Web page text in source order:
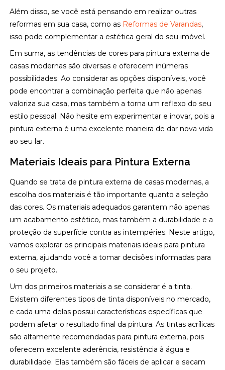
Além disso, se você está pensando em realizar outras
reformas em sua casa, como as Reformas de Varandas,
isso pode complementar a estética geral do seu imóvel.
Em suma, as tendências de cores para pintura externa de
casas modernas são diversas e oferecem inúmeras
possibilidades. Ao considerar as opções disponíveis, você
pode encontrar a combinação perfeita que não apenas
valoriza sua casa, mas também a torna um reflexo do seu
estilo pessoal. Não hesite em experimentar e inovar, pois a
pintura externa é uma excelente maneira de dar nova vida
ao seu lar.
Materiais Ideais para Pintura Externa
Quando se trata de pintura externa de casas modernas, a
escolha dos materiais é tão importante quanto a seleção
das cores. Os materiais adequados garantem não apenas
um acabamento estético, mas também a durabilidade e a
proteção da superfície contra as intempéries. Neste artigo,
vamos explorar os principais materiais ideais para pintura
externa, ajudando você a tomar decisões informadas para
o seu projeto.
Um dos primeiros materiais a se considerar é a tinta.
Existem diferentes tipos de tinta disponíveis no mercado,
e cada uma delas possui características específicas que
podem afetar o resultado final da pintura. As tintas acrílicas
são altamente recomendadas para pintura externa, pois
oferecem excelente aderência, resistência à água e
durabilidade. Elas também são fáceis de aplicar e secam